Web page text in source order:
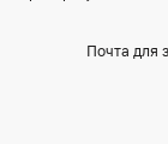
Почта для